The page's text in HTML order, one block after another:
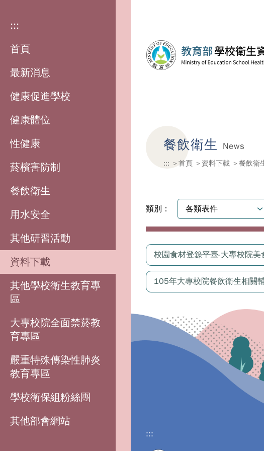
:::
首頁
最新消息
健康促進學校
健康體位
性健康
菸檳害防制
餐飲衛生
用水安全
其他研習活動
資料下載
其他學校衛生教育專
區
大專校院全面禁菸教
育專區
嚴重特殊傳染性肺炎
教育專區
學校衛保組粉絲團
其他部會網站
餐飲衛生 News
::: 首頁 資料下載 餐飲衛
類別：
校園食材登錄平臺-大專校院
105年大專校院餐飲衛生相關
:::